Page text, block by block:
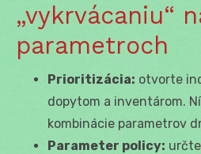
„vykrvácaniu“
parametroch
Prioritizácia: otvorte
dopytom a inventárom.
kombinácie parametrov
Parameter policy: